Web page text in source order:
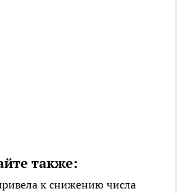
также:
к снижению числа